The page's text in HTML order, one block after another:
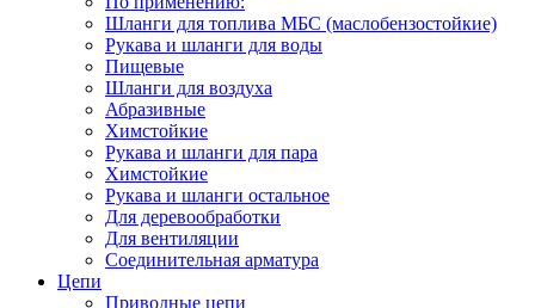
Шланги для топлива МБС (маслобензостойкие)
Рукава и шланги для воды
Пищевые
Шланги для воздуха
Абразивные
Химстойкие
Рукава и шланги для пара
Химстойкие
Рукава и шланги остальное
Для деревообработки
Для вентиляции
Соединительная арматура
Цепи
Приводные цепи